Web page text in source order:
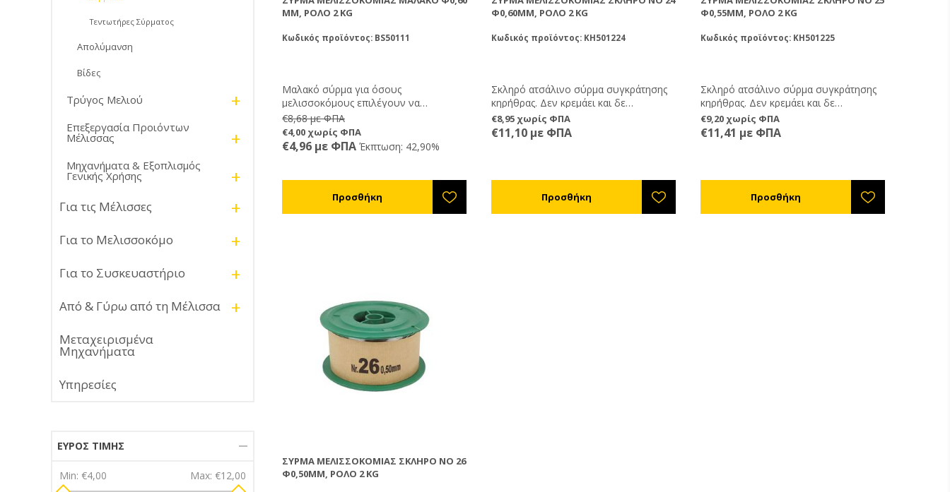
MM, ΡΟΛΌ 2 KG
Κωδικός προϊόντος: BS50111
Μαλακό σύρμα για όσους
μελισσοκόμους επιλέγουν να
συρματώνουν τα πλαίσιά τους στο χέρι
και χωρίς τη χρήση συσκευής
συρμάτωσης.
€8,68 με ΦΠΑ
€4,00 χωρίς ΦΠΑ
€4,96 με ΦΠΑ Έκπτωση: 42,90%
Φ0,60MM, ΡΟΛΌ 2 KG
Κωδικός προϊόντος: KH501224
Σκληρό ατσάλινο σύρμα συγκράτησης
κηρήθρας. Δεν κρεμάει και δε
χαλαρώνει. Διατίθεται σε καρούλια των
2kg. Ιδανικό για χρήση μαζί με τη
συσκευή συρμάτωσης PO50002.
€8,95 χωρίς ΦΠΑ
€11,10 με ΦΠΑ
Φ0,55MM, ΡΟΛΌ 2 KG
Κωδικός προϊόντος: KH501225
Σκληρό ατσάλινο σύρμα συγκράτησης
κηρήθρας. Δεν κρεμάει και δε
χαλαρώνει. Διατίθεται σε καρούλια των
2kg. Ιδανικό για χρήση μαζί με τη
συσκευή συρμάτωσης PO50002.
€9,20 χωρίς ΦΠΑ
€11,41 με ΦΠΑ
ΣΎΡΜΑ ΜΕΛΙΣΣΟΚΟΜΊΑΣ ΣΚΛΗΡΌ ΝΟ 26
Φ0,50MM, ΡΟΛΌ 2 KG
Τεντωτήρες Σύρματος
Απολύμανση
Βίδες
Τρύγος Μελιού +
Επεξεργασία Προιόντων
Μέλισσας +
Μηχανήματα & Εξοπλισμός
Γενικής Χρήσης +
Για τις Μέλισσες +
Για το Μελισσοκόμο +
Για το Συσκευαστήριο +
Από & Γύρω από τη Μέλισσα +
Μεταχειρισμένα
Μηχανήματα
Υπηρεσίες
ΕΎΡΟΣ ΤΙΜΉΣ
Min: €4,00 Max: €12,00